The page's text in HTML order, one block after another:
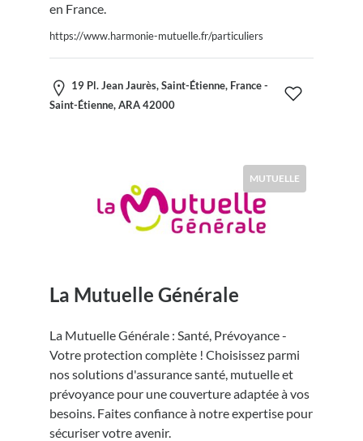
en France.
https://www.harmonie-mutuelle.fr/particuliers
19 Pl. Jean Jaurès, Saint-Étienne, France -
Saint-Étienne, ARA 42000
MUTUELLE
La Mutuelle Générale
La Mutuelle Générale : Santé, Prévoyance -
Votre protection complète ! Choisissez parmi
nos solutions d'assurance santé, mutuelle et
prévoyance pour une couverture adaptée à vos
besoins. Faites confiance à notre expertise pour
sécuriser votre avenir.